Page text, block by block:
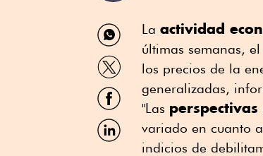
Compartir
por
WhatsApp
Compartir
por
Twitter
Compartir
por
Facebook
Compartir
por
La actividad
últimas semanas,
los precios de la
generalizadas,
"Las
variado en cuanto
indicios de